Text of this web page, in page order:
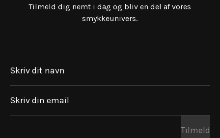
Tilmeld dig nemt i dag og bliv en del af vores
smykkeunivers.
Skriv dit navn
Skriv din email
Tilmeld